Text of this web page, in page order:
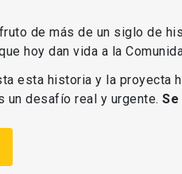
de más de un siglo de
hoy dan vida a la
esta historia y la proyecta
un desafío real y urgente. Se